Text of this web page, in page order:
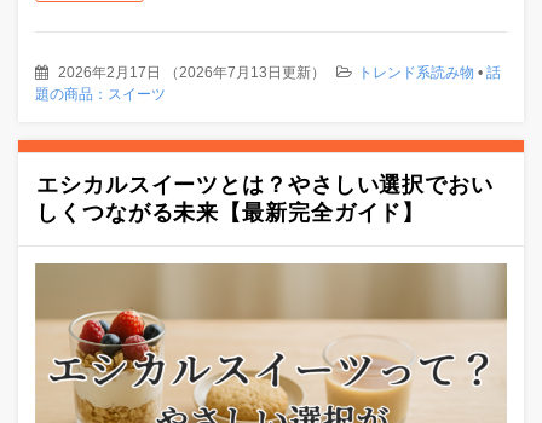
2026年2月17日 （2026年7月13日更新） トレンド系読み物 • 話
題の商品：スイーツ
エシカルスイーツとは？やさしい選択でおい
しくつながる未来【最新完全ガイド】